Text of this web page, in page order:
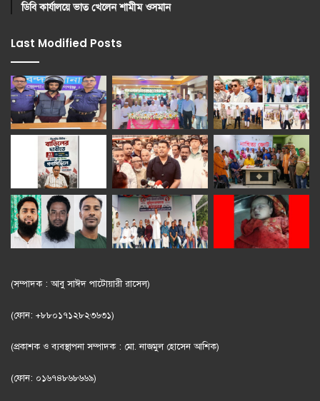
ডিবি কার্যালয়ে ভাত খেলেন শামীম ওসমান
Last Modified Posts
(সম্পাদক : আবু সাঈদ পাটোয়ারী রাসেল)
(ফোন: +৮৮০১৭১২৮২৩৬৩১)
(প্রকাশক ও ব্যবস্থাপনা সম্পাদক : মো. নাজমুল হোসেন আশিক)
(ফোন: ০১৬৭৪৮৬৮৬৬৯)